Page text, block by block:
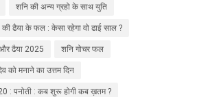
शनि की अन्य ग्रहो के साथ युति
ढैया के फल : केसा रहेगा वो ढाई साल ?
ढैया 2025 शनि गोचर फल
को मनाने का उत्तम दिन
: पनोती : कब शुरू होगी कब ख़तम ?